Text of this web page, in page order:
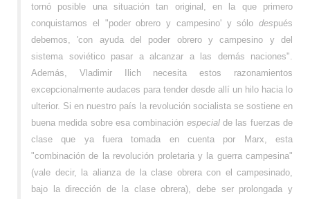
tornó posible una situación tan original, en la que primero
conquistamos el "poder obrero y campesino' y sólo después
debemos, 'con ayuda del poder obrero y campesino y del
sistema soviético pasar a alcanzar a las demás naciones".
Además, Vladimir Ilich necesita estos razonamientos
excepcionalmente audaces para tender desde allí un hilo hacia lo
ulterior. Si en nuestro país la revolución socialista se sostiene en
buena medida sobre esa combinación especialde las fuerzas de
clase que ya fuera tomada en cuenta por Marx, esta
"combinación de la revolución proletaria y la guerra campesina"
(vale decir, la alianza de la clase obrera con el campesinado,
bajo la dirección de la clase obrera), debe ser prolongada y